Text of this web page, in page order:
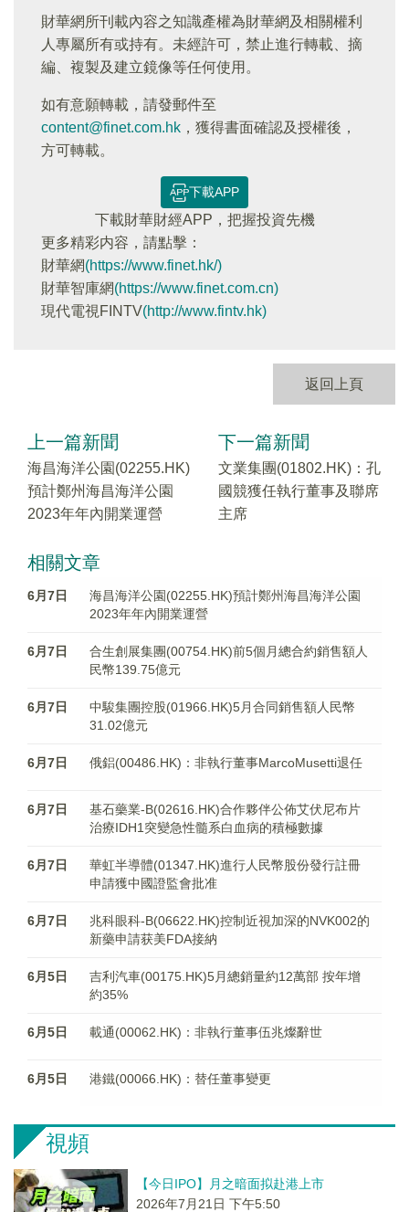
財華網所刊載內容之知識產權為財華網及相關權利
人專屬所有或持有。未經許可，禁止進行轉載、摘
編、複製及建立鏡像等任何使用。
如有意願轉載，請發郵件至
content@finet.com.hk ，獲得書面確認及授權後，
方可轉載。
下載APP
下載財華財經APP，把握投資先機
更多精彩内容，請點擊：
財華網(https://www.finet.hk/)
財華智庫網(https://www.finet.com.cn)
現代電視FINTV(http://www.fintv.hk)
返回上頁
上一篇新聞
海昌海洋公園(02255.HK)
預計鄭州海昌海洋公園
2023年年內開業運營
下一篇新聞
文業集團(01802.HK)：孔
國競獲任執行董事及聯席
主席
相關文章
6月7日
海昌海洋公園(02255.HK)預計鄭州海昌海洋公園
2023年年內開業運營
6月7日
合生創展集團(00754.HK)前5個月總合約銷售額人
民幣139.75億元
6月7日
中駿集團控股(01966.HK)5月合同銷售額人民幣
31.02億元
6月7日 俄鋁(00486.HK)：非執行董事MarcoMusetti退任
6月7日
基石藥業-B(02616.HK)合作夥伴公佈艾伏尼布片
治療IDH1突變急性髓系白血病的積極數據
6月7日
華虹半導體(01347.HK)進行人民幣股份發行註冊
申請獲中國證監會批准
6月7日
兆科眼科-B(06622.HK)控制近視加深的NVK002的
新藥申請获美FDA接納
6月5日
吉利汽車(00175.HK)5月總銷量約12萬部 按年增
約35%
6月5日 載通(00062.HK)：非執行董事伍兆燦辭世
6月5日 港鐵(00066.HK)：替任董事變更
視頻
【今日IPO】月之暗面拟赴港上市
2026年7月21日 下午5:50